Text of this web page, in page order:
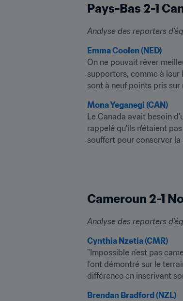
Pays-Bas 2-1
Analyse des reporters
Emma Coolen (NED)
On ne pouvait rêver
supporters, comme à leur
sont à neuf points pris sur
Mona Yeganegi (CAN)
Le Canada avait besoin
rappelé qu’ils n’étaient
souffert pour conserver la
Cameroun 2-1
Analyse des reporters
Cynthia Nzetia (CMR)
"Impossible n’est pas
l’ont démontré sur le
différence en inscrivant
Brendan Bradford (NZL)